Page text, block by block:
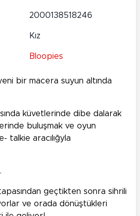
2000138518246
Kız
Bloopies
bir macera suyun altında
küvetlerinde dibe dalarak
buluşmak ve oyun
talkie aracılığyla
geçtikten sonra sihrili
ve orada dönüştükleri